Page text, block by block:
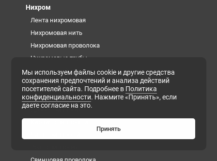
Нихром
Лента нихромовая
Нихромовая нить
Нихромовая проволока
Нихромовые трубы
Нихромовый круг
Свинец
Анод свинцовый
Дробь свинцовая
Мы используем файлы cookie и другие средства
сохранения предпочтений и анализа действий
посетителей сайта. Подробнее в Политика
конфиденциальности. Нажмите «Принять», если
даете согласие на это.
Принять